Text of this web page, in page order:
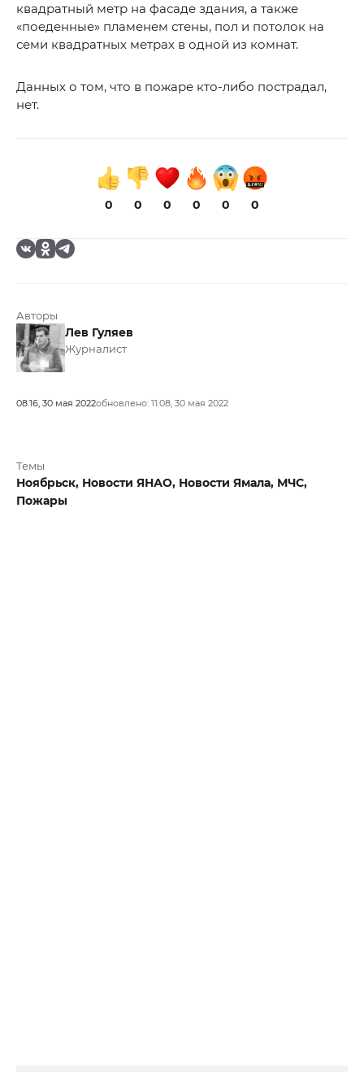
квадратный метр на фасаде здания, а также
«поеденные» пламенем стены, пол и потолок на
семи квадратных метрах в одной из комнат.
Данных о том, что в пожаре кто-либо пострадал,
нет.
0 0 0 0 0 0
Авторы
Лев Гуляев
Журналист
08:16, 30 мая 2022обновлено: 11:08, 30 мая 2022
Темы
Ноябрьск, Новости ЯНАО, Новости Ямала, МЧС,
Пожары